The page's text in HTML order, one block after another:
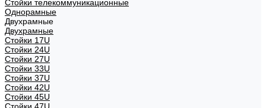
Стойки телекоммуникационные
Однорамные
Двухрамные
Двухрамные
Стойки 17U
Стойки 24U
Стойки 27U
Стойки 33U
Стойки 37U
Стойки 42U
Стойки 45U